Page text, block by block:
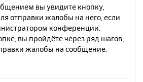
вы увидите кнопку,
отправки жалобы на него, если
конференции.
вы пройдёте через ряд шагов,
жалобы на сообщение.